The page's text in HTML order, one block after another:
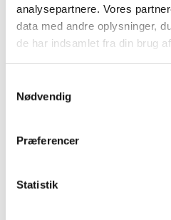
analysepartnere. Vores
data med andre oplysninger,
de har indsamlet fra din brug
Nødvendig
Præferencer
Statistik
2023 (21)
2022 (11)
2019 (44)
2014 (44)